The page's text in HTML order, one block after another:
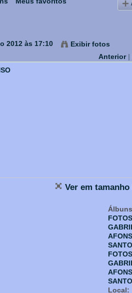
2012 às 17:10
Exibir fotos
Anterior |
Ver em
Local: